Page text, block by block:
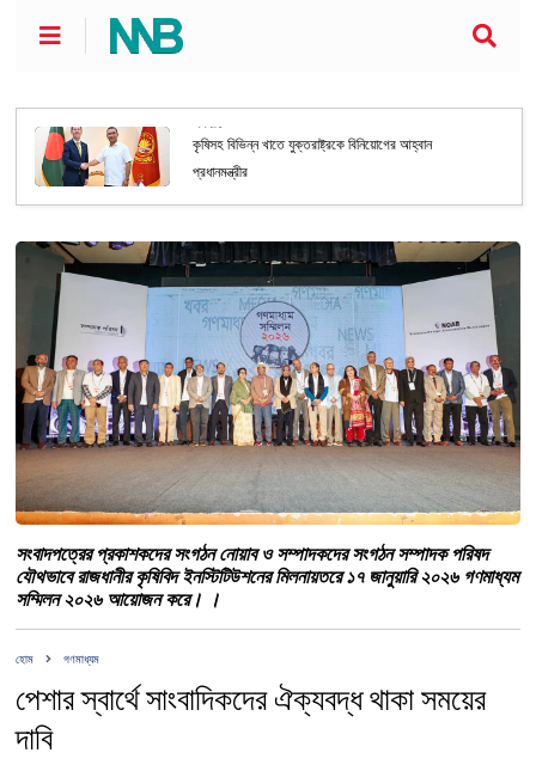
কৃষিসহ বিভিন্ন খাতে যুক্তরাষ্ট্রকে বিনিয়োগের আহ্বান
প্রধানমন্ত্রীর
সংবাদপত্রের প্রকাশকদের সংগঠন নোয়াব ও সম্পাদকদের সংগঠন সম্পাদক পরিষদ
যৌথভাবে রাজধানীর কৃষিবিদ ইনস্টিটিউশনের মিলনায়তরে ১৭ জানুয়ারি ২০২৬ গণমাধ্যম
সম্মিলন ২০২৬ আয়োজন করে। ।
হোম গণমাধ্যম
পেশার স্বার্থে সাংবাদিকদের ঐক্যবদ্ধ থাকা সময়ের
দাবি